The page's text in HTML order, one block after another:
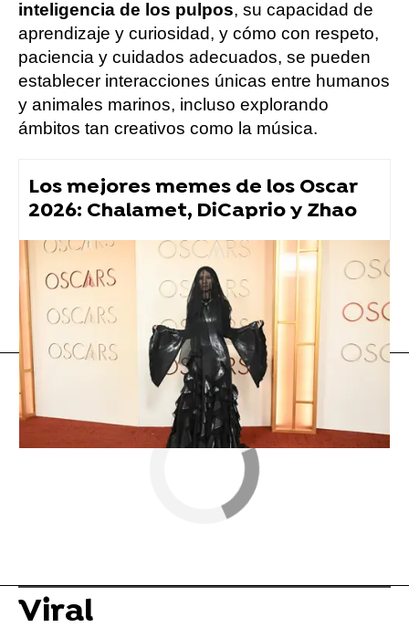
inteligencia de los pulpos, su capacidad de
aprendizaje y curiosidad, y cómo con respeto,
paciencia y cuidados adecuados, se pueden
establecer interacciones únicas entre humanos
y animales marinos, incluso explorando
ámbitos tan creativos como la música.
Los mejores memes de los Oscar
2026: Chalamet, DiCaprio y Zhao
Vídeo viral Música Youtubers
Flooxer Now
Viral